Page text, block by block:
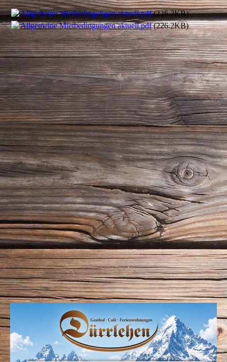
Allgemeine Mietbedingungen aktuell.pdf(226.2KB)
Allgemeine Mietbedingungen aktuell.pdf(226.2KB)